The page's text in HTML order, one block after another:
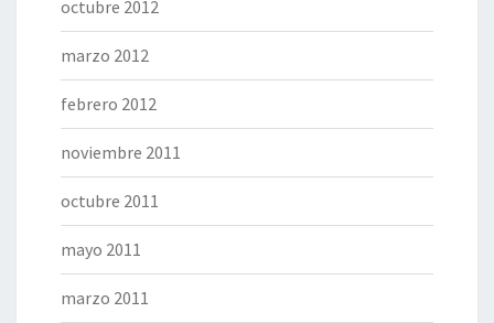
octubre 2012
marzo 2012
febrero 2012
noviembre 2011
octubre 2011
mayo 2011
marzo 2011